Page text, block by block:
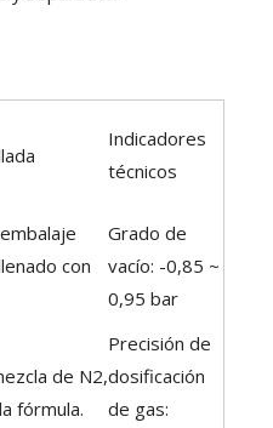
Indicadores
técnicos
con
Grado de
vacío: -0,85 ~
0,95 bar
de N2,
fórmula.
Precisión de
dosificación
de gas: